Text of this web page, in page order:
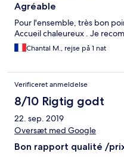
Agréable
Pour l'ensemble, très bon
Accueil chaleureux . Je
Chantal M., rejse på 1 nat
Verificeret anmeldelse
8/10 Rigtig godt
22. sep. 2019
Oversæt med Google
Bon rapport qualité /